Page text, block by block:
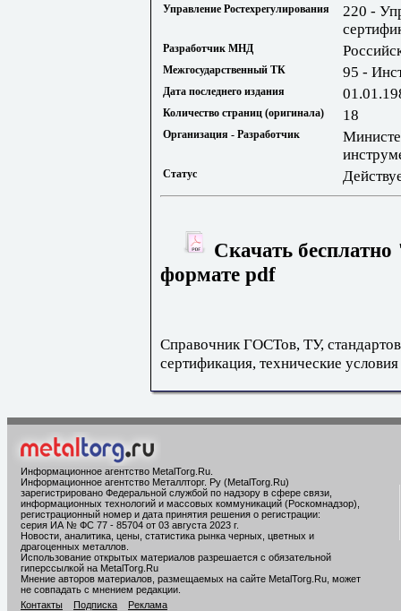
Управление Ростехрегулирования
220 -
Разработчик МНД
Межгосударственный ТК 95 -
Дата последнего издания
Количество страниц (оригинала) 18
Организация - Разработчик
Статус
Скачать
формате pdf
Справочник ГОСТов, ТУ,
сертификация, технические условия
Информационное агентство MetalTorg.Ru
Информационное агентство Металлторг. Ру (MetalTorg.Ru)
зарегистрировано Федеральной службой по надзору в сфере связи,
информационных технологий и массовых коммуникаций (Роскомнадзор),
регистрационный номер и дата принятия решения о регистрации:
серия ИА № ФС 77 - 85704 от 03 августа 2023 г.
Новости, аналитика, цены, статистика рынка черных, цветных и
драгоценных металлов.
Использование открытых материалов разрешается с обязательной
гиперссылкой на MetalTorg.Ru
Мнение авторов материалов, размещаемых на сайте MetalTorg.Ru, может
не совпадать с мнением редакции.
Контакты
Подписка Реклама